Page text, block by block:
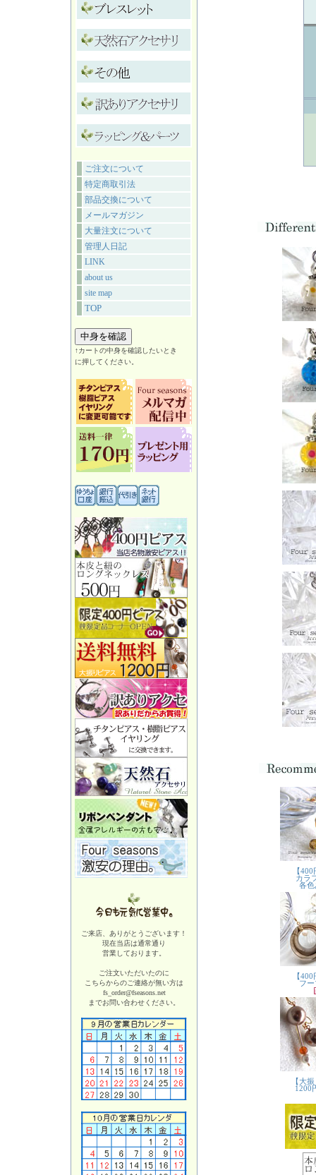
ご注文について
特定商取引法
部品交換について
メールマガジン
大量注文について
管理人日記
LINK
about us
site map
TOP
↑カートの中身を確認したいとき
に押してください。
ご来店、ありがとうございます！
現在当店は通常通り
営業しております。
ご注文いただいたのに
こちらからのご連絡が無い方は
fs_order@fseasons.net
までお問い合わせください。